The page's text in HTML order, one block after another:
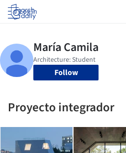
Log in
Follow
Proyecto integrador